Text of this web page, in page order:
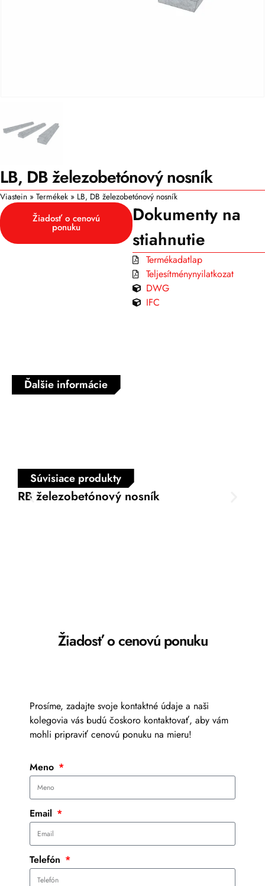
LB, DB železobetónový nosník
Viastein » Termékek » LB, DB železobetónový nosník
Žiadosť o cenovú
ponuku
Dokumenty na
stiahnutie
Termékadatlap
Teljesítménynyilatkozat
DWG
IFC
Ďalšie informácie
Súvisiace produkty
RB železobetónový nosník
Žiadosť o cenovú ponuku
Prosíme, zadajte svoje kontaktné údaje a naši
kolegovia vás budú čoskoro kontaktovať, aby vám
mohli pripraviť cenovú ponuku na mieru!
Meno
Email
Telefón